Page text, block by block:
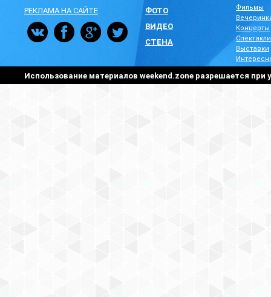
РЕКЛАМА НА САЙТЕ
ФОТО
ВИДЕО
СТЕНА
Фильмы
Концерты
Спектакли
Выставки
Использование материалов weekend.zone разрешается